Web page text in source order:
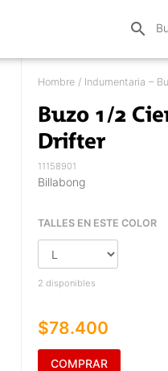
search
Hombre / Indumentaria –
Buzo 1/2
Drifter
11158901
Billabong
TALLES EN ESTE COLOR
2 disponibles
$78.400
COMPRAR